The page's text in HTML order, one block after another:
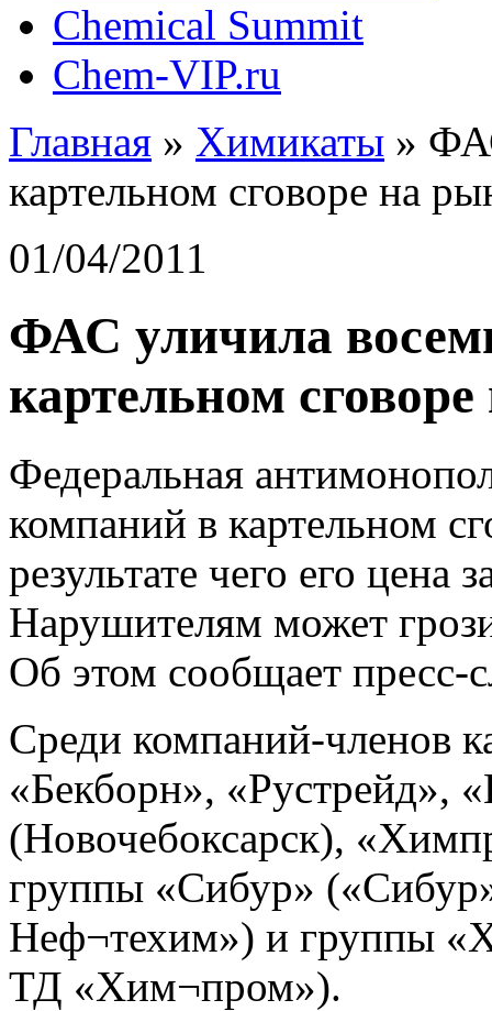
Chemical Summit
Chem-VIP.ru
Главная » Химикаты »
картельном сговоре на
01/04/2011
ФАС уличила
картельном
Федеральная
компаний в картельном
результате чего его цена
Нарушителям может
Об этом сообщает
Среди компаний-членов
«Бекборн», «Рустрейд»,
(Новочебоксарск),
группы «Сибур»
Неф¬техим») и группы
ТД «Хим¬пром»).